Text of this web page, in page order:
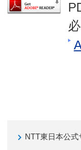
NTT東日本公式